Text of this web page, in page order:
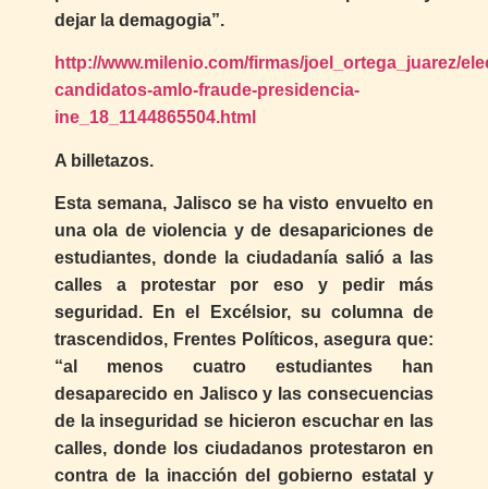
dejar la demagogia”.
http://www.milenio.com/firmas/joel_ortega_juarez/
candidatos-amlo-fraude-presidencia-
ine_18_1144865504.html
A billetazos.
Esta semana, Jalisco se ha visto envuelto en
una ola de violencia y de desapariciones de
estudiantes, donde la ciudadanía salió a las
calles a protestar por eso y pedir más
seguridad. En el Excélsior, su columna de
trascendidos, Frentes Políticos, asegura que:
“al menos cuatro estudiantes han
desaparecido en Jalisco y las consecuencias
de la inseguridad se hicieron escuchar en las
calles, donde los ciudadanos protestaron en
contra de la inacción del gobierno estatal y